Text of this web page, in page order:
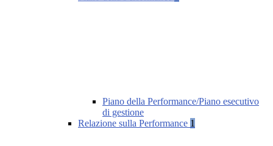
Piano della Performance/Piano esecutivo
di gestione
Relazione sulla Performance 1